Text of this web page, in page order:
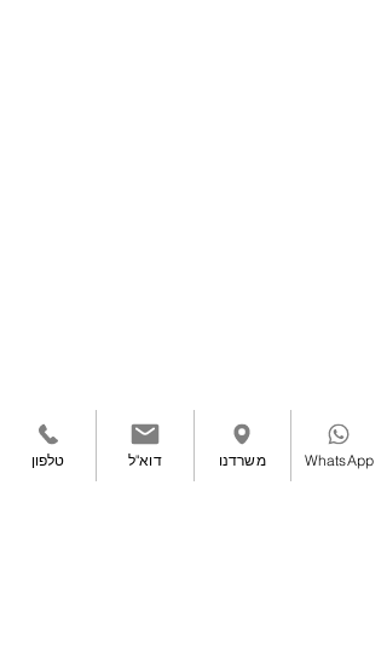
טלפון דוא"ל משרדנו WhatsApp